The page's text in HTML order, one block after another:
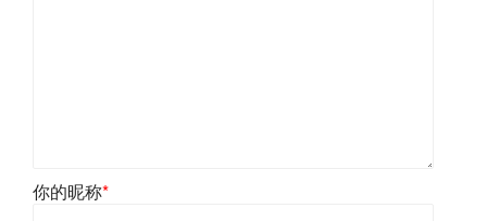
你的昵称*